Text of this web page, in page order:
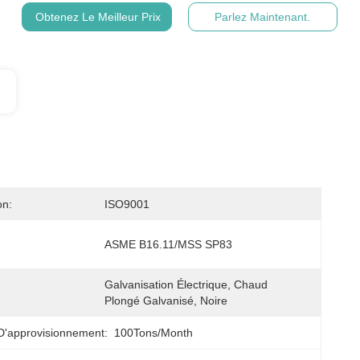
Obtenez Le Meilleur Prix Parlez Maintenant.
ISO9001
ASME B16.11/MSS SP83
Galvanisation Électrique, Chaud
Plongé Galvanisé, Noire
100Tons/Month